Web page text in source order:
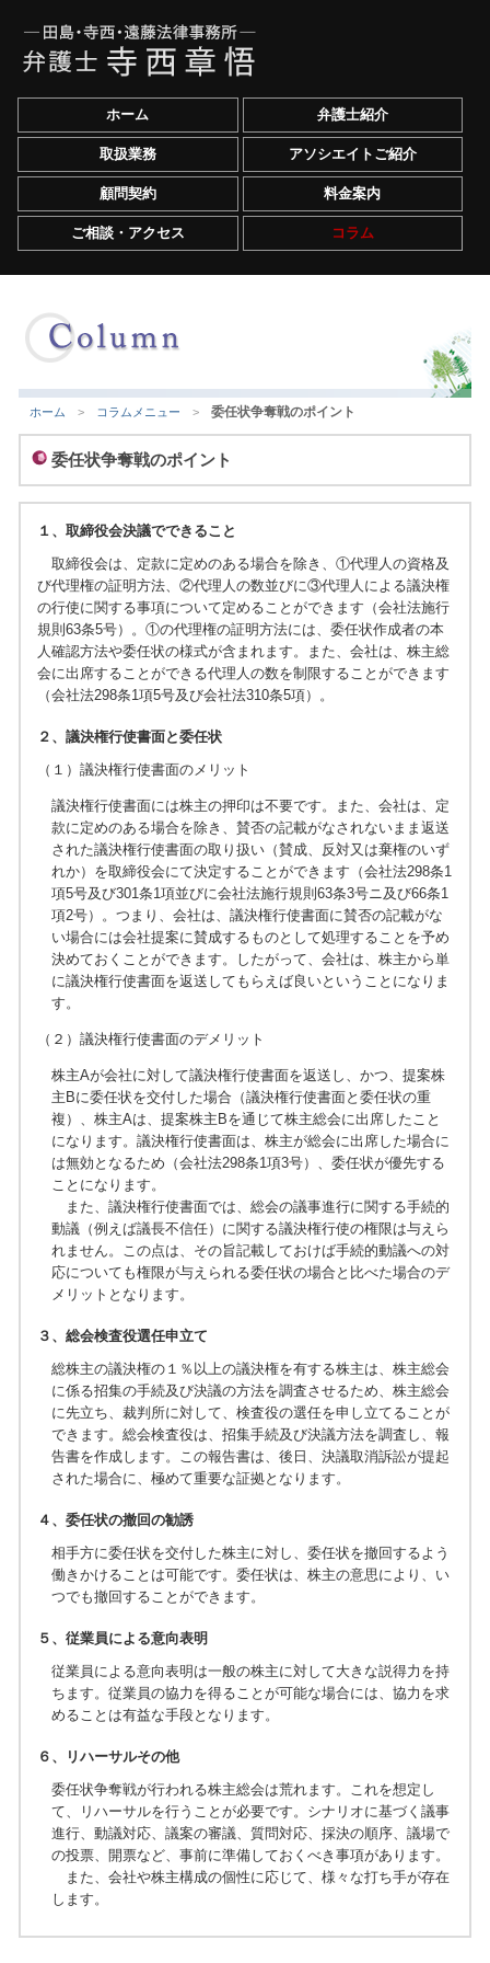
ホーム 弁護士紹介
取扱業務 アソシエイトご紹介
顧問契約 料金案内
ご相談・アクセス コラム
ホーム > コラムメニュー > 委任状争奪戦のポイント
委任状争奪戦のポイント
１、取締役会決議でできること
取締役会は、定款に定めのある場合を除き、①代理人の資格及
び代理権の証明方法、②代理人の数並びに③代理人による議決権
の行使に関する事項について定めることができます（会社法施行
規則63条5号）。①の代理権の証明方法には、委任状作成者の本
人確認方法や委任状の様式が含まれます。また、会社は、株主総
会に出席することができる代理人の数を制限することができます
（会社法298条1項5号及び会社法310条5項）。
２、議決権行使書面と委任状
（１）議決権行使書面のメリット
議決権行使書面には株主の押印は不要です。また、会社は、定
款に定めのある場合を除き、賛否の記載がなされないまま返送
された議決権行使書面の取り扱い（賛成、反対又は棄権のいず
れか）を取締役会にて決定することができます（会社法298条1
項5号及び301条1項並びに会社法施行規則63条3号ニ及び66条1
項2号）。つまり、会社は、議決権行使書面に賛否の記載がな
い場合には会社提案に賛成するものとして処理することを予め
決めておくことができます。したがって、会社は、株主から単
に議決権行使書面を返送してもらえば良いということになりま
す。
（２）議決権行使書面のデメリット
株主Aが会社に対して議決権行使書面を返送し、かつ、提案株
主Bに委任状を交付した場合（議決権行使書面と委任状の重
複）、株主Aは、提案株主Bを通じて株主総会に出席したこと
になります。議決権行使書面は、株主が総会に出席した場合に
は無効となるため（会社法298条1項3号）、委任状が優先する
ことになります。
また、議決権行使書面では、総会の議事進行に関する手続的
動議（例えば議長不信任）に関する議決権行使の権限は与えら
れません。この点は、その旨記載しておけば手続的動議への対
応についても権限が与えられる委任状の場合と比べた場合のデ
メリットとなります。
３、総会検査役選任申立て
総株主の議決権の１％以上の議決権を有する株主は、株主総会
に係る招集の手続及び決議の方法を調査させるため、株主総会
に先立ち、裁判所に対して、検査役の選任を申し立てることが
できます。総会検査役は、招集手続及び決議方法を調査し、報
告書を作成します。この報告書は、後日、決議取消訴訟が提起
された場合に、極めて重要な証拠となります。
４、委任状の撤回の勧誘
相手方に委任状を交付した株主に対し、委任状を撤回するよう
働きかけることは可能です。委任状は、株主の意思により、い
つでも撤回することができます。
５、従業員による意向表明
従業員による意向表明は一般の株主に対して大きな説得力を持
ちます。従業員の協力を得ることが可能な場合には、協力を求
めることは有益な手段となります。
６、リハーサルその他
委任状争奪戦が行われる株主総会は荒れます。これを想定し
て、リハーサルを行うことが必要です。シナリオに基づく議事
進行、動議対応、議案の審議、質問対応、採決の順序、議場で
の投票、開票など、事前に準備しておくべき事項があります。
また、会社や株主構成の個性に応じて、様々な打ち手が存在
します。